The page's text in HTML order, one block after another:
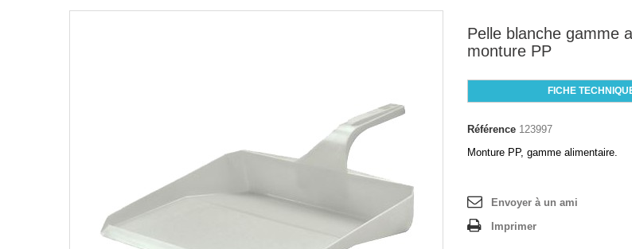
Pelle blanche gamme
monture PP
FICHE
Référence 123997
Monture PP, gamme alimentaire.
Envoyer à un ami
Imprimer